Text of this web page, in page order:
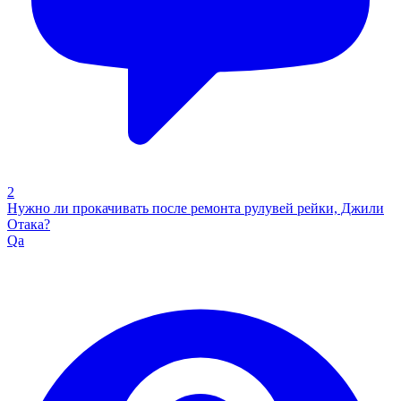
2
Нужно ли прокачивать после ремонта рулувей рейки, Джили
Отака?
Qa